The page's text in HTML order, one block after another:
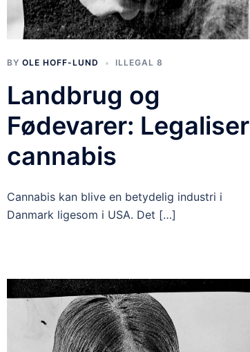
BY OLE HOFF-LUND ILLEGAL 8
Landbrug og
Fødevarer: Legaliser
cannabis
Cannabis kan blive en betydelig industri i
Danmark ligesom i USA. Det […]